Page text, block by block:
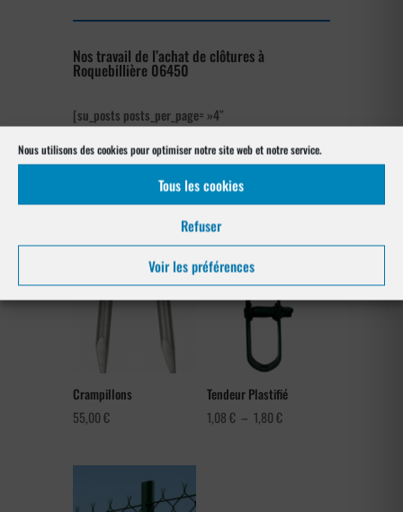
Nous utilisons des cookies pour optimiser notre site web et notre service.
Tous les cookies
Refuser
Voir les préférences
Nos travail de l’achat de clôtures à
Roquebillière 06450
[su_posts posts_per_page= »4″
orderby= »rand »]
Nos références posés
à Roquebillière 06450
Crampillons
55,00€
Tendeur Plastifié
1,08€ – 1,80€Plage